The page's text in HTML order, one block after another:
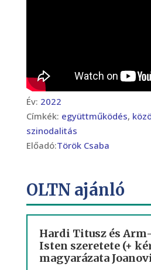
Év: 2022
Címkék: együttműködés,
szinodalitás
Előadó:Török Csaba
OLTN ajánló
Hardi Titusz és
Isten szeretete (+
magyarázata